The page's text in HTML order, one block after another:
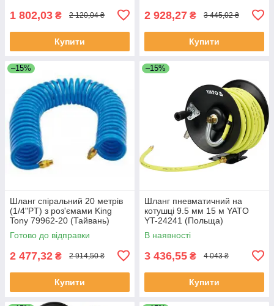
1 802,03 ₴ 2 120,04 ₴
Купити
2 928,27 ₴ 3 445,02 ₴
Купити
–15%
Шланг спіральний 20 метрів
(1/4"PT) з роз'ємами King
Tony 79962-20 (Тайвань)
Готово до відправки
2 477,32 ₴ 2 914,50 ₴
Купити
–15%
Шланг пневматичний на
котушці 9.5 мм 15 м YATO
YT-24241 (Польща)
В наявності
3 436,55 ₴ 4 043 ₴
Купити